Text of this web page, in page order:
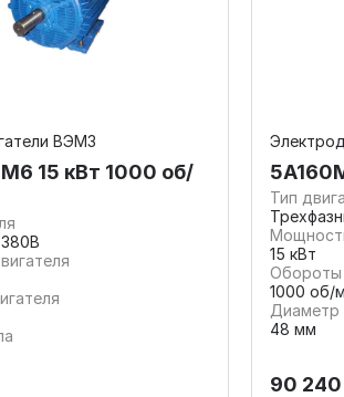
ВЭМЗ
15 кВт 1000 об/
Тип
15 кВт
Обороты
1000 об/
Диаметр
48 мм
90